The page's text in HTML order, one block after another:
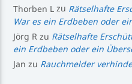
Thorben L zu Rätselhafte
War es ein Erdbeben oder
Jörg R zu Rätselhafte
ein Erdbeben oder ein
Jan zu Rauchmelder